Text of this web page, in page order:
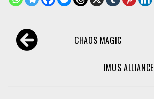
Navegación
de CHAOS MAGIC
IMUS ALLIANCE